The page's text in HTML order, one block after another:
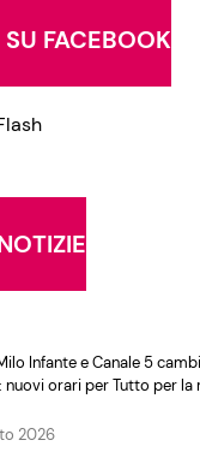
FACEBOOK
Infante e Canale 5
nuovi orari per Tutto per la
2026